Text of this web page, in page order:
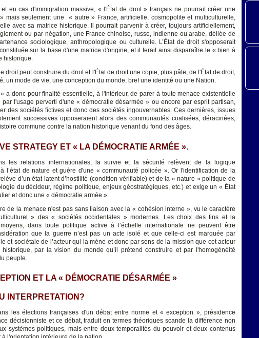
en cas d'immigration massive, « l'État de droit » français ne pourrait créer une
mais seulement une « autre » France, artificielle, cosmopolite et multiculturelle,
avec sa matrice historique. Il pourrait parvenir à créer, toujours artificiellement,
ou par négation, une France chinoise, russe, indienne ou arabe, déliée de
sociologique, anthropologique ou culturelle. L’État de droit s'opposerait
sur la base d'une matrice d'origine, et il ferait ainsi disparaître le « bien à
historique.
droit peut construire du droit et l'État de droit une copie, plus pâle, de l'État de droit,
un mode de vie, une conception du monde, bref une identité ou une Nation.
» a donc pour finalité essentielle, à l'intérieur, de parer à toute menace existentielle
l'usage perverti d'une « démocratie désarmée » ou encore par esprit partisan,
des sociétés fictives et donc des sociétés ingouvernables. Ces dernières, issues
successives opposeraient alors des communautés coalisées, déracinées,
commune contre la nation historique venant du fond des âges.
STRATEGY ET « LA DÉMOCRATIE ARMÉE ».
les relations internationales, la survie et la sécurité relèvent de la logique
l’état de nature et guère d'une « communauté policée ». Or l'identification de la
d’un état latent d’hostilité (condition vérifiable) et de la « nature » politique de
du décideur, régime politique, enjeux géostratégiques, etc.) et exige un « État
et donc une « démocratie armée ».
de la menace n'est pas sans liaison avec la « cohésion interne », vu le caractère
» des « sociétés occidentales » modernes. Les choix des fins et la
dans toute politique active à l’échelle internationale ne peuvent être
que la guerre n’est pas un acte isolé et que celle-ci est marquée par
et sociétale de l’acteur qui la mène et donc par sens de la mission que cet acteur
historique, par la vision du monde qu’il prétend construire et par l'homogénéité
peuple.
ET LA « DÉMOCRATIE DÉSARMÉE »
INTERPRETATION?
les élections françaises d'un débat entre norme et « exception », présidence
décisionniste et ce débat, traduit en termes théoriques scande la différence non
systèmes politiques, mais entre deux temporalités du pouvoir et deux contenus